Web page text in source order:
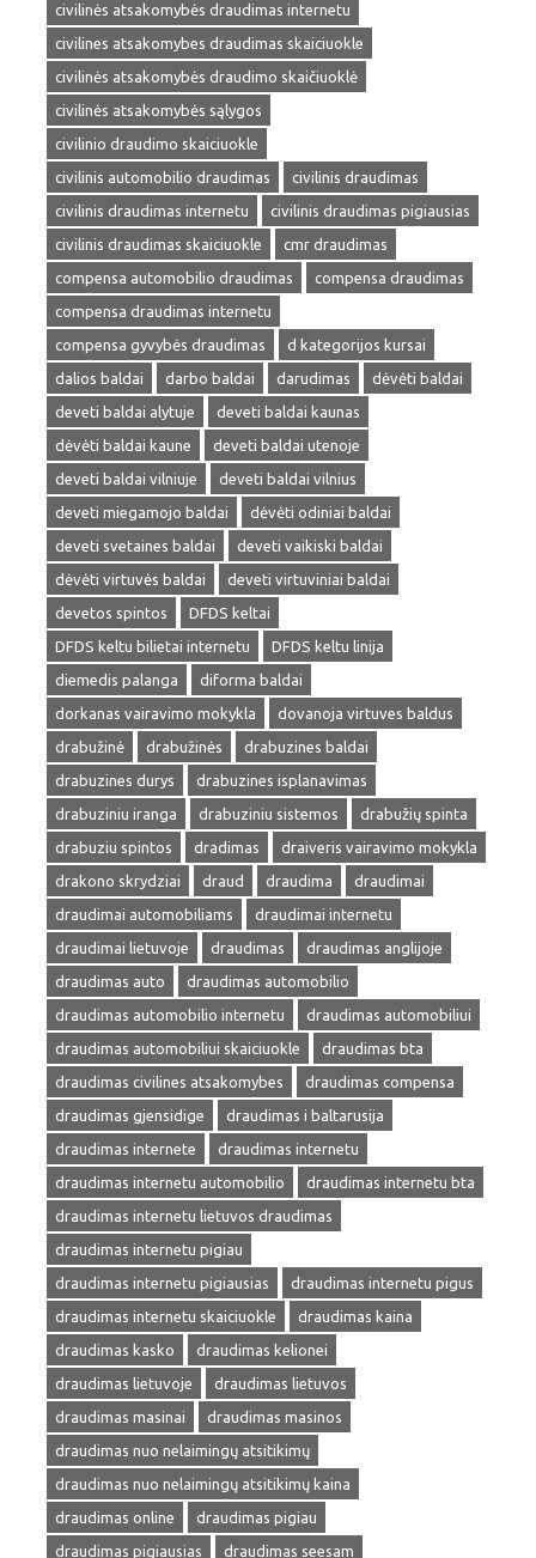
civilinės atsakomybės draudimas internetu
civilines atsakomybes draudimas skaiciuokle
civilinės atsakomybės draudimo skaičiuoklė
civilinės atsakomybės sąlygos
civilinio draudimo skaiciuokle
civilinis automobilio draudimas
civilinis draudimas
civilinis draudimas internetu
civilinis draudimas pigiausias
civilinis draudimas skaiciuokle
cmr draudimas
compensa automobilio draudimas
compensa draudimas
compensa draudimas internetu
compensa gyvybės draudimas
d kategorijos kursai
dalios baldai
darbo baldai darudimas
dėvėti baldai
deveti baldai alytuje
deveti baldai kaunas
dėvėti baldai kaune
deveti baldai utenoje
deveti baldai vilniuje
deveti baldai vilnius
deveti miegamojo baldai
dėvėti odiniai baldai
deveti svetaines baldai
deveti vaikiski baldai
dėvėti virtuvės baldai
deveti virtuviniai baldai
devetos spintos
DFDS keltai
DFDS keltu bilietai internetu
DFDS keltu linija
diemedis palanga
diforma baldai
dorkanas vairavimo mokykla
dovanoja virtuves baldus
drabužinė
drabužinės
drabuzines baldai
drabuzines durys
drabuzines isplanavimas
drabuziniu iranga
drabuziniu sistemos
drabužių spinta
drabuziu spintos
dradimas
draiveris vairavimo mokykla
drakono skrydziai
draud draudima
draudimai
draudimai automobiliams
draudimai internetu
draudimai lietuvoje
draudimas
draudimas anglijoje
draudimas auto
draudimas automobilio
draudimas automobilio internetu
draudimas automobiliui
draudimas automobiliui skaiciuokle
draudimas bta
draudimas civilines atsakomybes
draudimas compensa
draudimas gjensidige
draudimas i baltarusija
draudimas internete
draudimas internetu
draudimas internetu automobilio
draudimas internetu bta
draudimas internetu lietuvos draudimas
draudimas internetu pigiau
draudimas internetu pigiausias
draudimas internetu pigus
draudimas internetu skaiciuokle
draudimas kaina
draudimas kasko
draudimas kelionei
draudimas lietuvoje
draudimas lietuvos
draudimas masinai
draudimas masinos
draudimas nuo nelaimingų atsitikimų
draudimas nuo nelaimingų atsitikimų kaina
draudimas online
draudimas pigiau
draudimas pigiausias
draudimas seesam